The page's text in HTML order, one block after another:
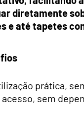
diretamente
e até tapetes
prática,
sem